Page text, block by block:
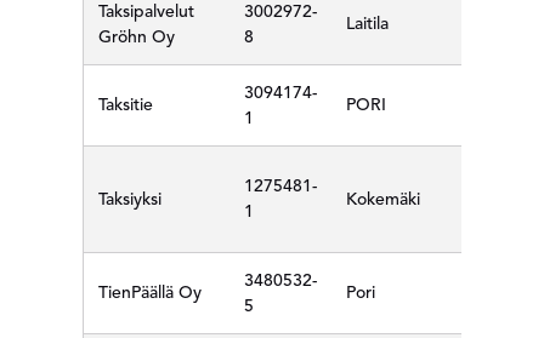
Taksipalvelut
Gröhn Oy
3002972-
8
Laitila
Taksitie
3094174-
1
PORI
Taksiyksi
1275481-
1
Kokemäki
TienPäällä Oy
3480532-
5
Pori